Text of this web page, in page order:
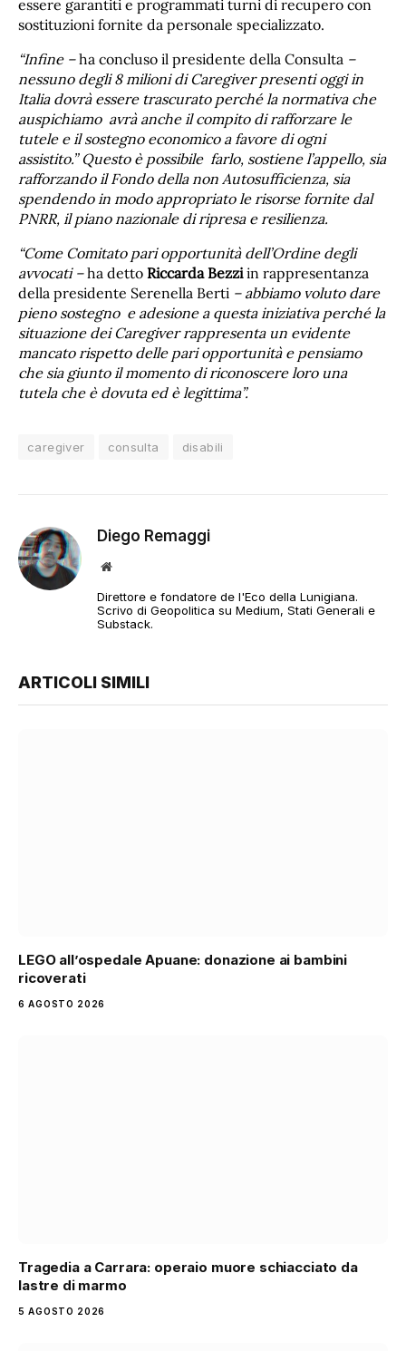
essere garantiti e programmati turni di recupero con
sostituzioni fornite da personale specializzato.
“Infine –ha concluso il presidente della Consulta –
nessuno degli 8 milioni di Caregiver presenti oggi in
Italia dovrà essere trascurato perché la normativa che
auspichiamo avrà anche il compito di rafforzare le
tutele e il sostegno economico a favore di ogni
assistito.” Questo è possibile farlo, sostiene l’appello, sia
rafforzando il Fondo della non Autosufficienza, sia
spendendo in modo appropriato le risorse fornite dal
PNRR, il piano nazionale di ripresa e resilienza.
“Come Comitato pari opportunità dell’Ordine degli
avvocati –ha detto Riccarda Bezziin rappresentanza
della presidente Serenella Berti – abbiamo voluto dare
pieno sostegno e adesione a questa iniziativa perché la
situazione dei Caregiver rappresenta un evidente
mancato rispetto delle pari opportunità e pensiamo
che sia giunto il momento di riconoscere loro una
tutela che è dovuta ed è legittima”.
caregiver consulta disabili
Diego Remaggi
Sito
Direttore e fondatore de l'Eco della Lunigiana.
Scrivo di Geopolitica su Medium, Stati Generali e
Substack.
ARTICOLI SIMILI
LEGO all’ospedale Apuane: donazione ai bambini
ricoverati
6 AGOSTO 2026
Tragedia a Carrara: operaio muore schiacciato da
lastre di marmo
5 AGOSTO 2026